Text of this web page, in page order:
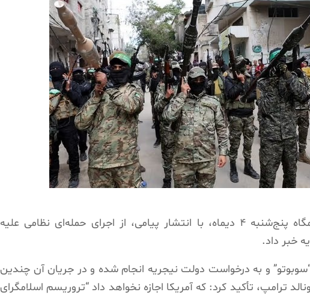
رییس‌جمهوری ایالات متحده، شامگاه پنج‌شنبه ۴ دیماه، با انتشار پیامی، از اجرای حمله‌ای نظامی علیه
خبر داد.
و به درخواست دولت نیجریه انجام شده و در جریان آن چندین
ترامپ، تأکید کرد: که آمریکا اجازه نخواهد داد “تروریسم اسلامگرای